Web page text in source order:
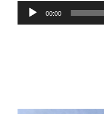
Lecteur
audio
00:00